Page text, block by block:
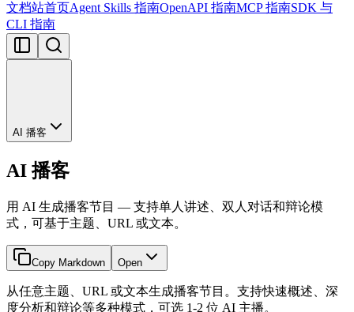
文档站首页Agent Skills 指南OpenAPI 指南MCP 指南SDK 与
CLI 指南
AI 播客
AI 播客
用 AI 生成播客节目 — 支持单人讲述、双人对话和辩论模
式，可基于主题、URL 或文本。
Copy Markdown Open
从任意主题、URL 或文本生成播客节目。支持快速概述、深
度分析和辩论等多种模式，可选 1-2 位 AI 主播。